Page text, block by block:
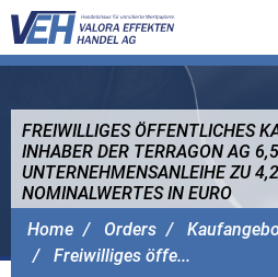
Home Orders
Freiwilliges öffe...
FREIWILLIGES ÖFFENTLICHES
INHABER DER TERRAGON AG
UNTERNEHMENSANLEIHE ZU
NOMINALWERTES IN EURO
VALORA EFFEKTEN